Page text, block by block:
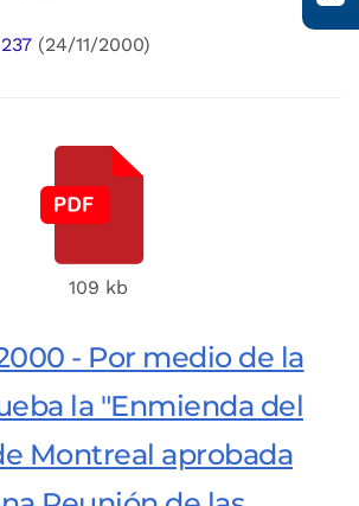
(24/11/2000)
109 kb
- Por medio de la
la "Enmienda del
Montreal aprobada